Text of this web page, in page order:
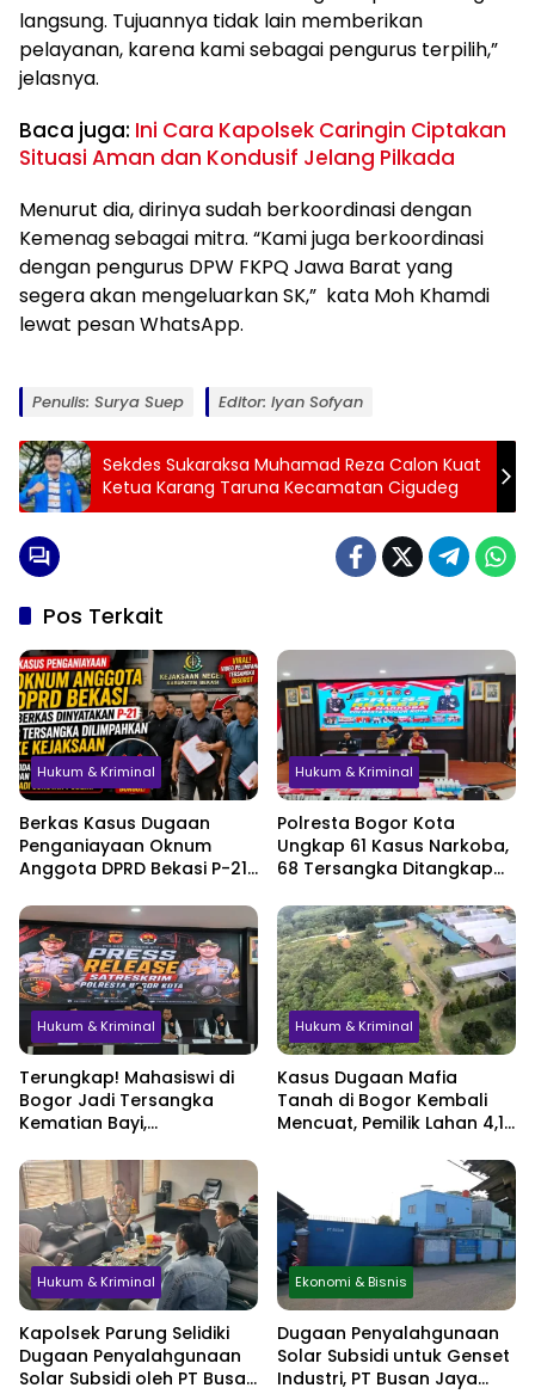
langsung. Tujuannya tidak lain memberikan
pelayanan, karena kami sebagai pengurus terpilih,”
jelasnya.
Baca juga: Ini Cara Kapolsek Caringin Ciptakan
Situasi Aman dan Kondusif Jelang Pilkada
Menurut dia, dirinya sudah berkoordinasi dengan
Kemenag sebagai mitra. “Kami juga berkoordinasi
dengan pengurus DPW FKPQ Jawa Barat yang
segera akan mengeluarkan SK,” kata Moh Khamdi
lewat pesan WhatsApp.
Penulis: Surya Suep Editor: Iyan Sofyan
Sekdes Sukaraksa Muhamad Reza Calon Kuat
Ketua Karang Taruna Kecamatan Cigudeg
Pos Terkait
Hukum & Kriminal
Berkas Kasus Dugaan
Penganiayaan Oknum
Anggota DPRD Bekasi P-21,
Jadi Sorotan
Hukum & Kriminal
Polresta Bogor Kota
Ungkap 61 Kasus Narkoba,
68 Tersangka Ditangkap
Hukum & Kriminal
Terungkap! Mahasiswi di
Bogor Jadi Tersangka
Kematian Bayi,
hingga Simpan Jasad di
Lemari
Hukum & Kriminal
Kasus Dugaan Mafia
Tanah di Bogor Kembali
Mencuat, Pemilik Lahan 4,1
Perlindungan Hukum
Hukum & Kriminal
Kapolsek Parung Selidiki
Dugaan Penyalahgunaan
Solar Subsidi oleh PT Busan
Ekonomi & Bisnis
Dugaan Penyalahgunaan
Solar Subsidi untuk Genset
Industri, PT Busan Jaya